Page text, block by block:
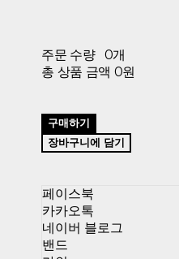
주문 수량
0개
총 상품 금액 0원
구매하기
장바구니에 담기
페이스북
카카오톡
네이버 블로그
밴드